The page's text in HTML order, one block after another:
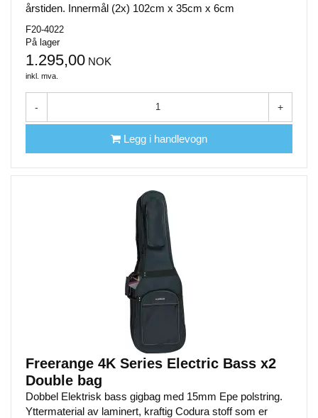
årstiden. Innermål (2x) 102cm x 35cm x 6cm
F20-4022
På lager
1.295,00 NOK
inkl. mva.
- +
Legg i handlevogn
Freerange 4K Series Electric Bass x2
Double bag
Dobbel Elektrisk bass gigbag med 15mm Epe polstring.
Yttermaterial av laminert, kraftig Codura stoff som er